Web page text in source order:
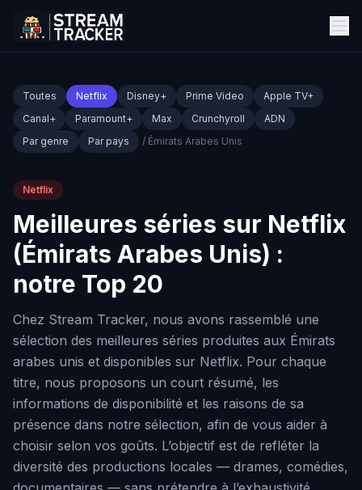
Toutes Netflix Disney+ Prime Video
Apple TV+
Canal+
Paramount+ Max Crunchyroll
ADN
Par genre
Par pays / Émirats Arabes Unis
Netflix
Meilleures séries sur Netflix
(Émirats Arabes Unis) :
notre Top 20
Chez Stream Tracker, nous avons rassemblé une
sélection des meilleures séries produites aux Émirats
arabes unis et disponibles sur Netflix. Pour chaque
titre, nous proposons un court résumé, les
informations de disponibilité et les raisons de sa
présence dans notre sélection, afin de vous aider à
choisir selon vos goûts. L’objectif est de refléter la
diversité des productions locales — drames, comédies,